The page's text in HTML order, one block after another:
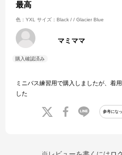
最高
色：YXL サイズ：Black / / Glacier Blue
マミママ
ミニバス練習用で購入しましたが、着
した
参考にな